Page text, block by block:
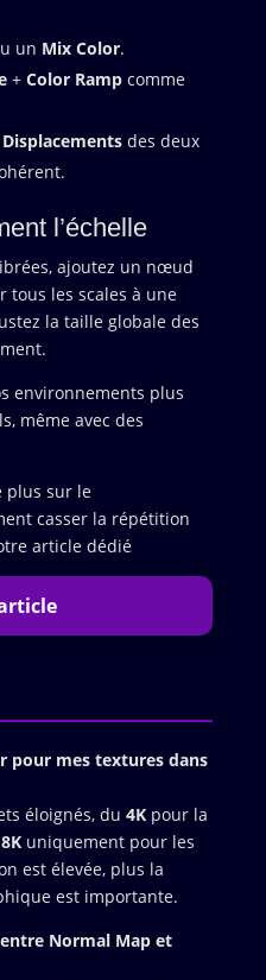
un Mix Color.
+ Color Rampcomme
Displacementsdes deux
l’échelle
ajoutez un nœud
les scales à une
la taille globale des
environnements plus
même avec des
plus sur le
casser la répétition
article dédié
pour mes textures dans
éloignés, du 4Kpour la
8Kuniquement pour les
est élevée, plus la
est importante.
Normal Map et